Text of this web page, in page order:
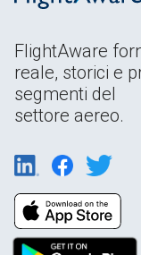
FlightAware
reale, storici e
segmenti del
settore aereo.